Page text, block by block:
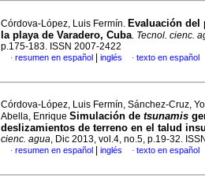
Córdova-López, Luis Fermín. Evaluación del
la playa de Varadero, Cuba. Tecnol. cienc.
p.175-183. ISSN 2007-2422
· resumen en español inglés · texto en español
Córdova-López, Luis Fermín, Sánchez-Cruz,
Abella, Enrique Simulación de tsunamis
deslizamientos de terreno en el talud
cienc. agua, Dic 2013, vol.4, no.5, p.19-32.
· resumen en español inglés · texto en español